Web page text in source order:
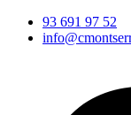
93 691 97 52